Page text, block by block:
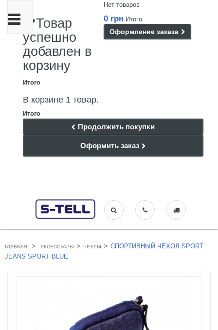
Нет товаров
0 грн Итого
Оформление заказа
Товар
успешно
добавлен в
корзину
Итого
В корзине 1 товар.
Итого
Продолжить покупки
Оформить заказ
Переключить
навигации
ГЛАВНАЯ > АКСЕССУАРЫ > ЧЕХЛЫ > СПОРТИВНЫЙ ЧЕХОЛ SPORT
JEANS SPORT BLUE